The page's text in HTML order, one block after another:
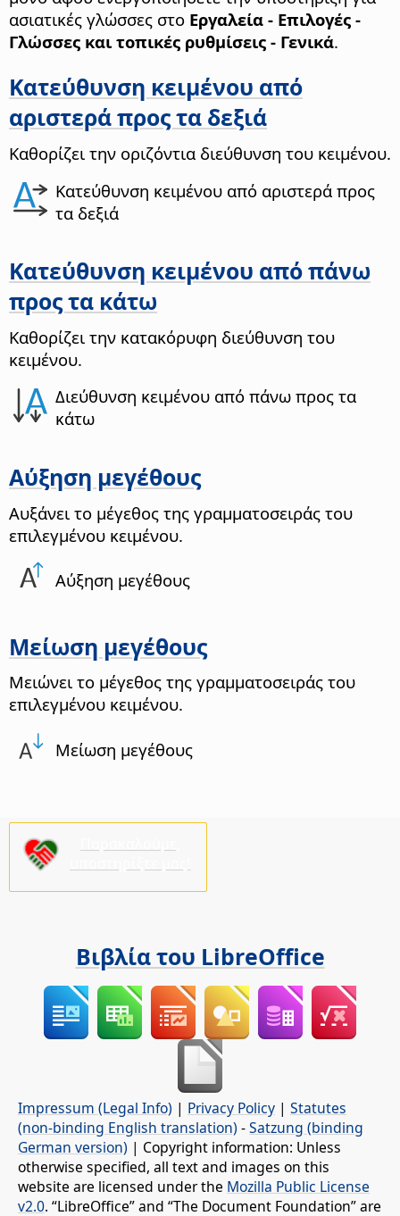
ασιατικές γλώσσες στο Εργαλεία - Επιλογές -
Γλώσσες και τοπικές ρυθμίσεις - Γενικά.
Κατεύθυνση κειμένου από
αριστερά προς τα δεξιά
Καθορίζει την οριζόντια διεύθυνση του κειμένου.
Κατεύθυνση κειμένου από αριστερά προς
τα δεξιά
Κατεύθυνση κειμένου από πάνω
προς τα κάτω
Καθορίζει την κατακόρυφη διεύθυνση του
κειμένου.
Διεύθυνση κειμένου από πάνω προς τα
κάτω
Αύξηση μεγέθους
Αυξάνει το μέγεθος της γραμματοσειράς του
επιλεγμένου κειμένου.
Αύξηση μεγέθους
Μείωση μεγέθους
Μειώνει το μέγεθος της γραμματοσειράς του
επιλεγμένου κειμένου.
Μείωση μεγέθους
Βιβλία του LibreOffice
Impressum (Legal Info) | Privacy Policy | Statutes
(non-binding English translation) -Satzung (binding
German version) | Copyright information: Unless
otherwise specified, all text and images on this
website are licensed under the Mozilla Public License
v2.0. “LibreOffice” and “The Document Foundation” are